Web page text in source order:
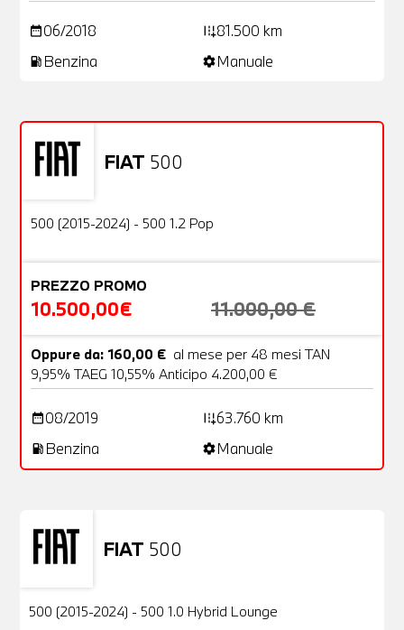
date_range06/2018 add_road81.500 km
local_gas_station Benzina settingsManuale
FIAT 500
OFFERTA
Usato
500 (2015-2024) - 500 1.2 Pop
PREZZO PROMO
10.500,00€ 11.000,00 €
Oppure da: 160,00 € al mese per 48 mesi TAN
9,95% TAEG 10,55% Anticipo 4.200,00 €
date_range08/2019 add_road63.760 km
local_gas_station Benzina settingsManuale
FIAT 500
Usato
500 (2015-2024) - 500 1.0 Hybrid Lounge